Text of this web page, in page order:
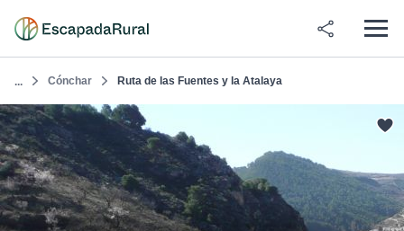
... Cónchar Ruta de las Fuentes y la Atalaya